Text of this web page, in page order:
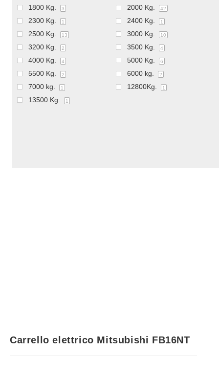
1800 Kg. 3 2000 Kg. 42
2300 Kg. 1 2400 Kg. 1
2500 Kg. 13 3000 Kg. 10
3200 Kg. 2 3500 Kg. 4
4000 Kg. 4 5000 Kg. 6
5500 Kg. 2 6000 kg. 2
7000 kg. 1 12800Kg. 1
13500 Kg. 1
Carrello elettrico Mitsubishi FB16NT